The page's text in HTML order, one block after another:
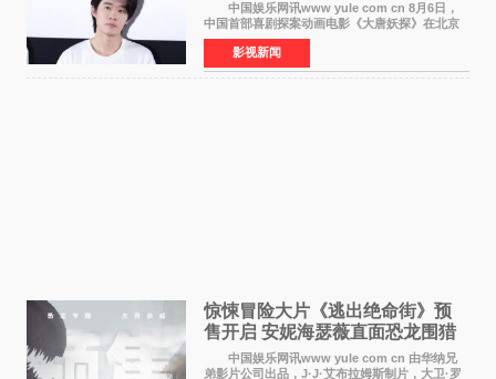
中国娱乐网讯www yule com cn 8月6日，
中国首部喜剧探案动画电影《大唐妖探》在北京
举办电影首映礼。导演程腾、联合导演黄珉、总
制片人曹紫建、制片人李莹莹，配音导演张喆，
对白指导程寅，领
影视新闻
惊悚冒险大片《逃出绝命街》预
售开启 安妮海瑟薇直面恐龙围猎
中国娱乐网讯www yule com cn 由华纳兄
弟影片公司出品，J·J·艾布拉姆斯制片，大卫·罗